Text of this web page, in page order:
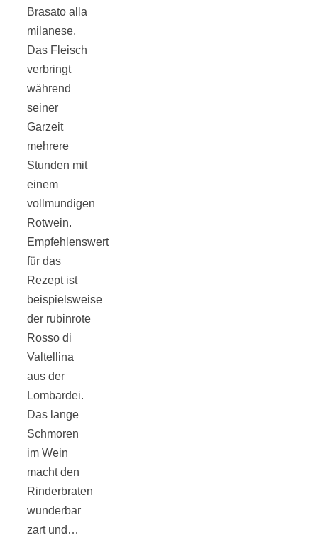
Brasato alla
milanese.
Das Fleisch
verbringt
während
seiner
Garzeit
mehrere
Stunden mit
einem
vollmundigen
Rotwein.
Empfehlenswert
für das
Rezept ist
beispielsweise
der rubinrote
Rosso di
Valtellina
aus der
Lombardei.
Das lange
Schmoren
im Wein
macht den
Rinderbraten
wunderbar
zart und…